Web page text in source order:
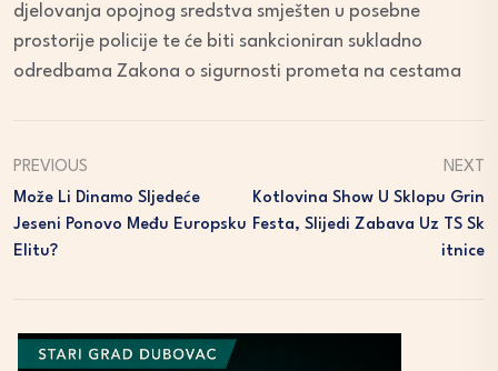
djelovanja opojnog sredstva smješten u posebne
prostorije policije te će biti sankcioniran sukladno
odredbama Zakona o sigurnosti prometa na cestama
PREVIOUS
Može Li Dinamo Sljedeće
Jeseni Ponovo Među Europsku
Elitu?
NEXT
Kotlovina Show U Sklopu Grin
Festa, Slijedi Zabava Uz TS Sk
Itnice